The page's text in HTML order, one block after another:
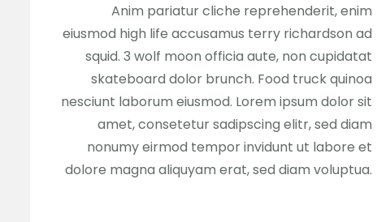
Anim pariatur cliche reprehenderit, enim
eiusmod high life accusamus terry richardson ad
squid. 3 wolf moon officia aute, non cupidatat
skateboard dolor brunch. Food truck quinoa
nesciunt laborum eiusmod. Lorem ipsum dolor sit
amet, consetetur sadipscing elitr, sed diam
nonumy eirmod tempor invidunt ut labore et
dolore magna aliquyam erat, sed diam voluptua.